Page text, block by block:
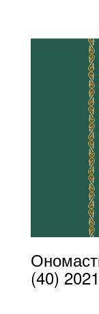
(40) 2021